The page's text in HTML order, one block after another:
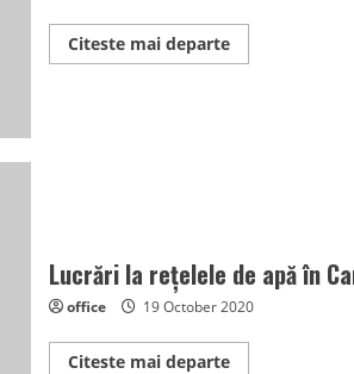
Citeste mai departeRead
more
Lucrări la rețelele de apă în
office 19 October 2020
Citeste mai departeRead